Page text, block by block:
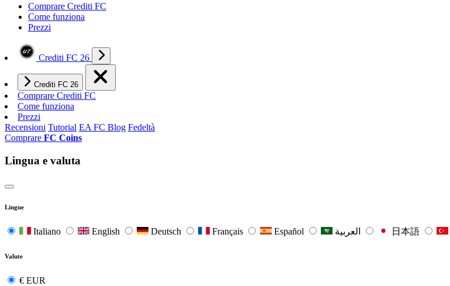
Comprare Crediti FC
Come funziona
Prezzi
Crediti FC 26
Crediti FC 26
Comprare Crediti FC
Come funziona
Prezzi
Recensioni Tutorial EA FC Blog Fedeltà
Comprare FC Coins
Lingua e valuta
Lingue
Italiano English Deutsch Français Español 日本語
Valute
€ EUR